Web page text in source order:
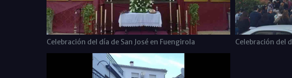
Celebración del día de San José en Fuengirola Celebración del